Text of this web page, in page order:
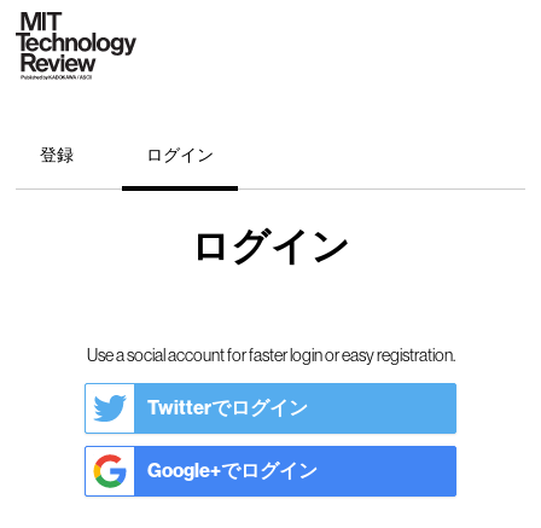
登録 ログイン
ログイン
Use a social account for faster login or easy registration.
Twitterでログイン
Google+でログイン